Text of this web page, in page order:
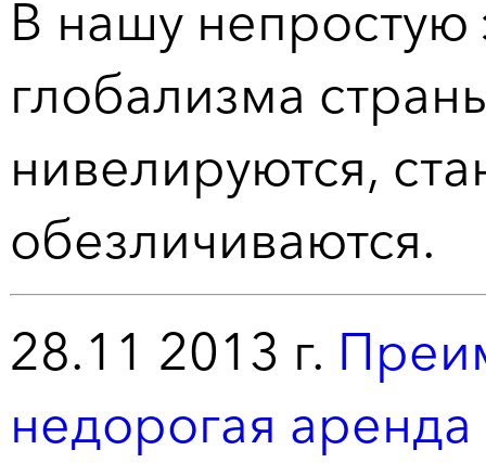
В нашу непростую
глобализма
нивелируются,
обезличиваются.
28.11 2013 г.
недорогая